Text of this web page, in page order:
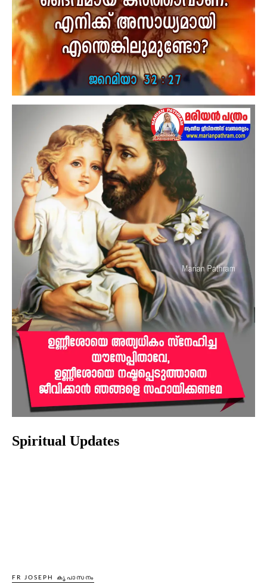
Spiritual Updates
FR JOSEPH കൃപാസനം